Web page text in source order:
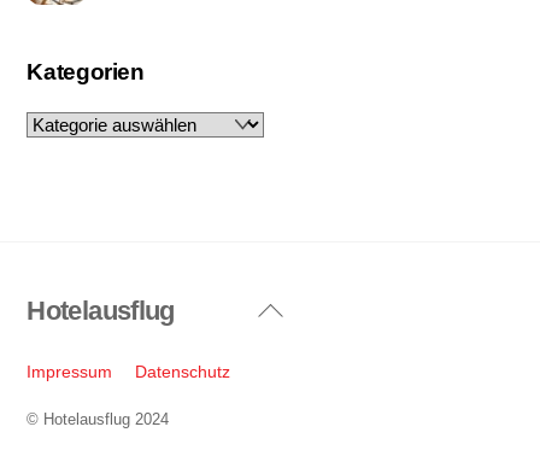
Kategorien
Kategorien
Back
Hotelausflug
Impressum Datenschutz
© Hotelausflug 2024